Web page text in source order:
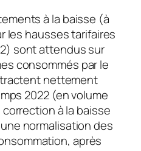
à la baisse (à
les hausses tarifaires
sont attendus sur
consommés par le
nettement
2022 (en volume
à la baisse
normalisation des
après